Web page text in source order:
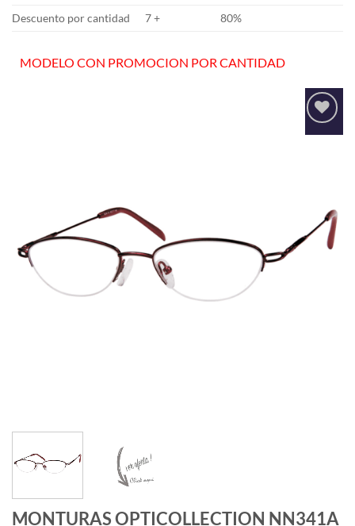
Descuento por cantidad
7 + 80%
MODELO CON PROMOCION POR CANTIDAD
Añadir
MONTURAS OPTICOLLECTION NN341A